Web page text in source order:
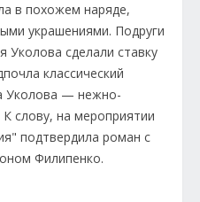
в похожем наряде,
украшениями. Подруги
Уколова сделали ставку
классический
Уколова — нежно-
слову, на мероприятии
подтвердила роман с
Филипенко.